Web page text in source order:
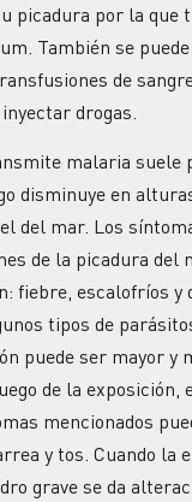
picadura por la que
También se
de
drogas.
malaria suele
disminuye en
del mar. Los
de la picadura del
fiebre, escalofríos y
tipos de
puede ser mayor y
de la exposición,
mencionados
y tos. Cuando la
grave se da